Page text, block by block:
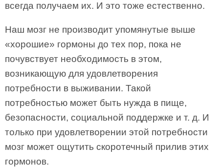
всегда получаем их. И это тоже естественно.
Наш мозг не производит упомянутые выше
«хорошие» гормоны до тех пор, пока не
почувствует необходимость в этом,
возникающую для удовлетворения
потребности в выживании. Такой
потребностью может быть нужда в пище,
безопасности, социальной поддержке и т. д. И
только при удовлетворении этой потребности
мозг может ощутить скоротечный прилив этих
гормонов.